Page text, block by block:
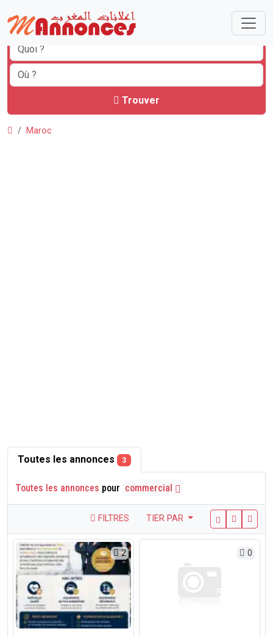
Trouver
Maroc
Toutes les annonces 3
Toutes les annonces pour commercial
FILTRES TIER PAR
2 0